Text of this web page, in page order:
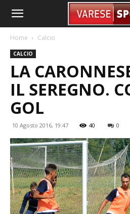
Home Calcio
CALCIO
LA
IL SEREGNO.
GOL
10 Agosto 2016, 19:47 40 0